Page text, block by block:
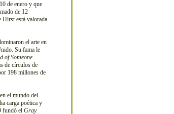
de enero y que
de 12
Hirst está valorada
el arte en
Su fama le
of Someone
de círculos de
198 millones de
el mundo del
carga poética y
fundó el Gray